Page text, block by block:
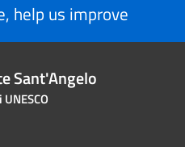
help us improve
Sant'Angelo